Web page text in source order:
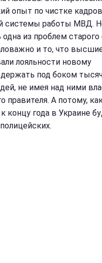
опыт по чистке
системы работы МВД.
из проблем старого
и то, что
лояльности новому
держать под боком
не имея над ними
правителя. А потому,
к концу года в Украине